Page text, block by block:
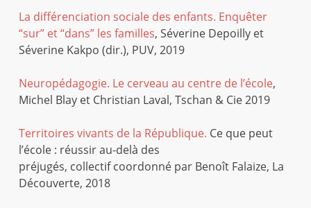
La différenciation sociale des enfants. Enquêter
“sur” et “dans” les familles, Séverine Depoilly et
Séverine Kakpo (dir.), PUV, 2019
Neuropédagogie. Le cerveau au centre de l’école,
Michel Blay et Christian Laval, Tschan & Cie 2019
Territoires vivants de la République. Ce que peut
l’école : réussir au-delà des
préjugés, collectif coordonné par Benoît Falaize, La
Découverte, 2018